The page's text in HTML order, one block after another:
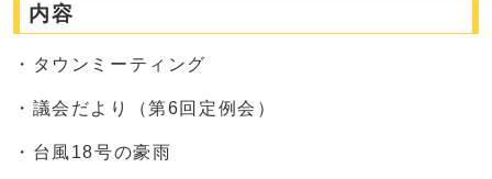
内容
・タウンミーティング
・議会だより（第6回定例会）
・台風18号の豪雨